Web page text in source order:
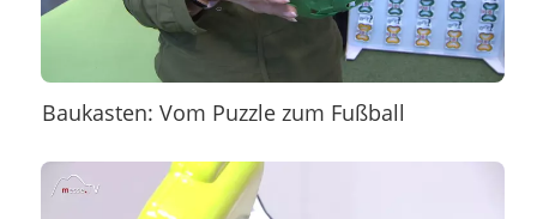
Baukasten: Vom Puzzle zum Fußball